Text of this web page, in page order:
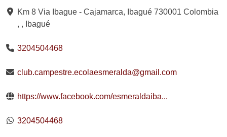
Km 8 Via Ibague - Cajamarca, Ibagué 730001 Colombia
, , Ibagué
3204504468
club.campestre.ecolaesmeralda@gmail.com
https://www.facebook.com/esmeraldaiba...
3204504468